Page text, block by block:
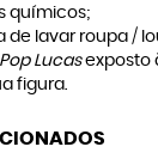
químicos;
de lavar roupa /
Lucasexposto
figura.